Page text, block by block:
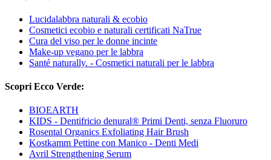
Lucidalabbra naturali & ecobio
Cosmetici ecobio e naturali certificati NaTrue
Cura del viso per le donne incinte
Make-up vegano per le labbra
Santé naturally. - Cosmetici naturali per le labbra
Scopri Ecco Verde:
BIOEARTH
KIDS - Dentifricio denural® Primi Denti, senza Fluoruro
Rosental Organics Exfoliating Hair Brush
Kostkamm Pettine con Manico - Denti Medi
Avril Strengthening Serum